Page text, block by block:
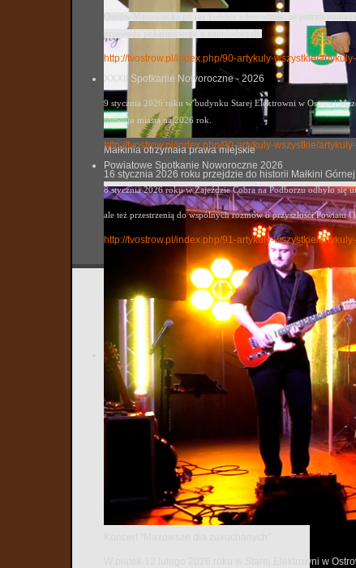
Małkinia otrzymała prawa miejskie
16 stycznia 2026 roku przejdzie do historii Małkini
W piątek 12 lutego 2026 roku w Starej Elektrowni w
http://tvostrow.pl/index.php/90-artykuly-wszystkie/
XXXII Spotkanie Noworoczne - 2026
9 stycznia 2026 roku w budynku Starej Elektrowni w Ostrowi
rozwoju miasta na 2026 rok.
http://tvostrow.pl/index.php/90-artykuly-wszystkie/
Powiatowe Spotkanie Noworoczne 2026
8 stycznia 2026 roku w Zajeździe Cobra na Podborzu odbyło się
ale też przestrzenią do wspólnych rozmów o przyszłości Powiatu
http://tvostrow.pl/index.php/91-artykuly-wszystkie/
tvostrow